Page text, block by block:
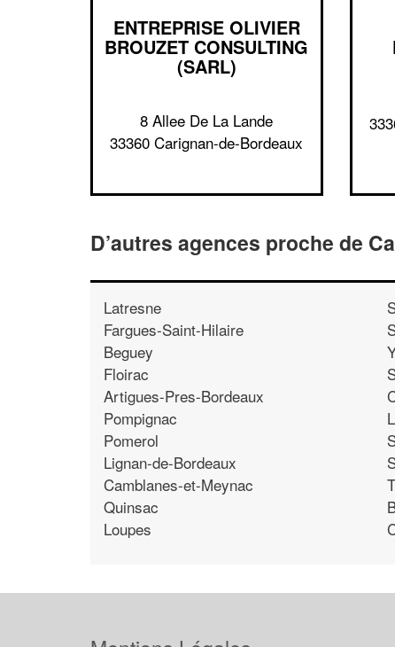
ENTREPRISE OLIVIER
BROUZET CONSULTING
(SARL)
8 Allee De La Lande
33360 Carignan-de-Bordeaux
D’autres agences proche de
Latresne
Fargues-Saint-Hilaire
Beguey
Floirac
Artigues-Pres-Bordeaux
Pompignac
Pomerol
Lignan-de-Bordeaux
Camblanes-et-Meynac
Quinsac
Loupes